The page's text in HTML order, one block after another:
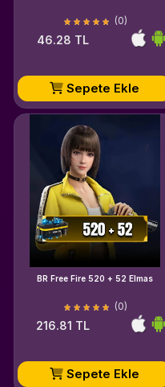
(0)
46.28 TL
Sepete Ekle
BR Free Fire 520 + 52 Elmas
(0)
216.81 TL
Sepete Ekle